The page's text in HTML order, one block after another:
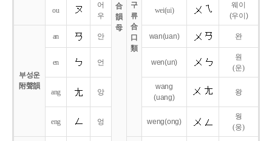
合
韻
母
구
류
合
口
類
ou
어
우
wei(ui)
웨이
(우이)
부성운
附聲韻
an 안 wan(uan) 완
en 언 wen(un)
원
(운)
ang 앙
wang
(uang)
왕
eng 엉 weng(ong)
웡
(웅)